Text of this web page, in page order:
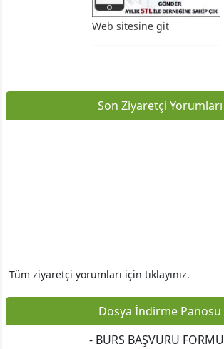
Web sitesine git
Web sitesine git
Son Ziyaretçi Yorumları
Tüm ziyaretçi yorumları için tıklayınız.
Dosya İndirme Panosu
- BURS BAŞVURU FORMU